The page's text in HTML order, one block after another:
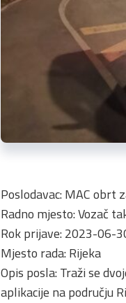
Poslodavac: MAC obrt
Radno mjesto: Vozač
Rok prijave: 2023-06-
Mjesto rada: Rijeka
Opis posla: Traži se
aplikacije na području